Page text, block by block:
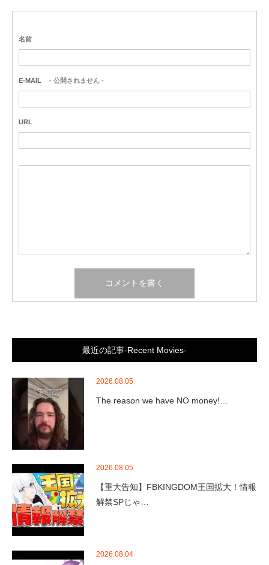
名前
E-MAIL - 公開されません -
URL
最近の記事-Recent Movies-
2026.08.05
The reason we have NO money!…
2026.08.05
【重大告知】FBKINGDOM王国拡大！情報
解禁SPじゃ…
2026.08.04